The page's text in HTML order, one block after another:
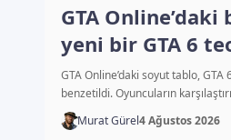
GTA
yeni bir GTA 6
başlattı
GTA Online’daki soyut tablo, GTA
benzetildi. Oyuncuların
Murat Gürel4 Ağustos 2026